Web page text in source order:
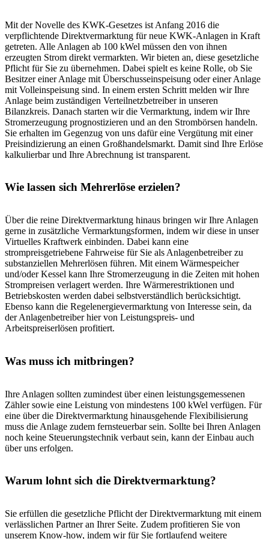
Mit der Novelle des KWK-Gesetzes ist Anfang 2016 die
verpflichtende Direktvermarktung für neue KWK-Anlagen in Kraft
getreten. Alle Anlagen ab 100 kWel müssen den von ihnen
erzeugten Strom direkt vermarkten. Wir bieten an, diese gesetzliche
Pflicht für Sie zu übernehmen. Dabei spielt es keine Rolle, ob Sie
Besitzer einer Anlage mit Überschusseinspeisung oder einer Anlage
mit Volleinspeisung sind. In einem ersten Schritt melden wir Ihre
Anlage beim zuständigen Verteilnetzbetreiber in unseren
Bilanzkreis. Danach starten wir die Vermarktung, indem wir Ihre
Stromerzeugung prognostizieren und an den Strombörsen handeln.
Sie erhalten im Gegenzug von uns dafür eine Vergütung mit einer
Preisindizierung an einen Großhandelsmarkt. Damit sind Ihre Erlöse
kalkulierbar und Ihre Abrechnung ist transparent.
Wie lassen sich Mehrerlöse erzielen?
Über die reine Direktvermarktung hinaus bringen wir Ihre Anlagen
gerne in zusätzliche Vermarktungsformen, indem wir diese in unser
Virtuelles Kraftwerk einbinden. Dabei kann eine
strompreisgetriebene Fahrweise für Sie als Anlagenbetreiber zu
substanziellen Mehrerlösen führen. Mit einem Wärmespeicher
und/oder Kessel kann Ihre Stromerzeugung in die Zeiten mit hohen
Strompreisen verlagert werden. Ihre Wärmerestriktionen und
Betriebskosten werden dabei selbstverständlich berücksichtigt.
Ebenso kann die Regelenergievermarktung von Interesse sein, da
der Anlagenbetreiber hier von Leistungspreis- und
Arbeitspreiserlösen profitiert.
Was muss ich mitbringen?
Ihre Anlagen sollten zumindest über einen leistungsgemessenen
Zähler sowie eine Leistung von mindestens 100 kWel verfügen. Für
eine über die Direktvermarktung hinausgehende Flexibilisierung
muss die Anlage zudem fernsteuerbar sein. Sollte bei Ihren Anlagen
noch keine Steuerungstechnik verbaut sein, kann der Einbau auch
über uns erfolgen.
Warum lohnt sich die Direktvermarktung?
Sie erfüllen die gesetzliche Pflicht der Direktvermarktung mit einem
verlässlichen Partner an Ihrer Seite. Zudem profitieren Sie von
unserem Know-how, indem wir für Sie fortlaufend weitere